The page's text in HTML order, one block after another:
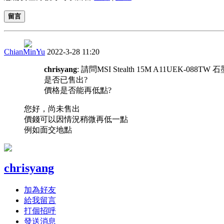
留言
ChianMinYu 2022-3-28 11:20
chrisyang: 請問MSI Stealth 15M A11UEK-088TW
是否已售出?
價格是否能再低點?
您好，尚未售出
價錢可以因情況稍微再低一點
例如面交地點
chrisyang
加為好友
給我留言
打個招呼
發送消息